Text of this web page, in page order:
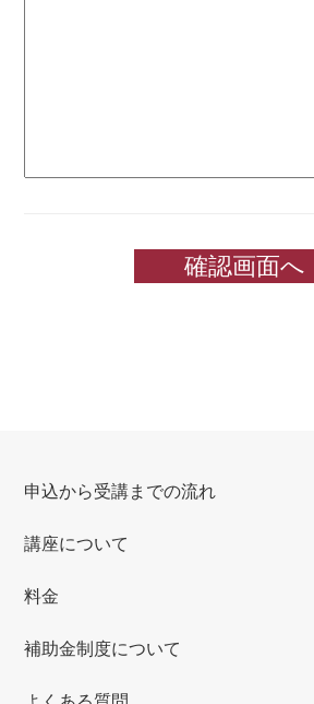
申込から受講までの流れ
講座について
料金
補助金制度について